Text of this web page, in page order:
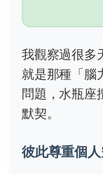
我觀察過很多
就是那種「腦
問題，水瓶座
默契。
彼此尊重個